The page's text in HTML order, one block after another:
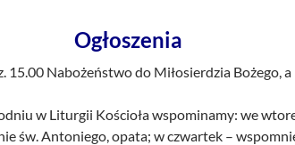
Ogłoszenia
15.00 Nabożeństwo do Miłosierdzia Bożego,
w Liturgii Kościoła wspominamy: we
św. Antoniego, opata; w czwartek –